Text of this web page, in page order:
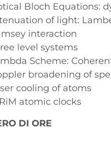
Bloch Equations:
of light:
interaction
level systems
Scheme:
broadening of
cooling of atoms
atomic clocks
DI ORE